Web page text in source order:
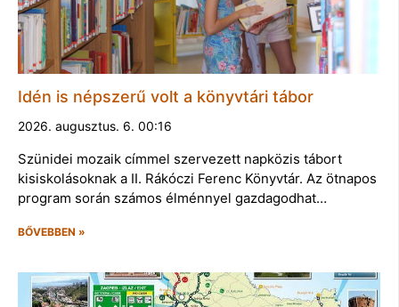
Idén is népszerű volt a könyvtári tábor
2026. augusztus. 6. 00:16
Szünidei mozaik címmel szervezett napközis tábort
kisiskolásoknak a II. Rákóczi Ferenc Könyvtár. Az ötnapos
program során számos élménnyel gazdagodhat…
BŐVEBBEN »